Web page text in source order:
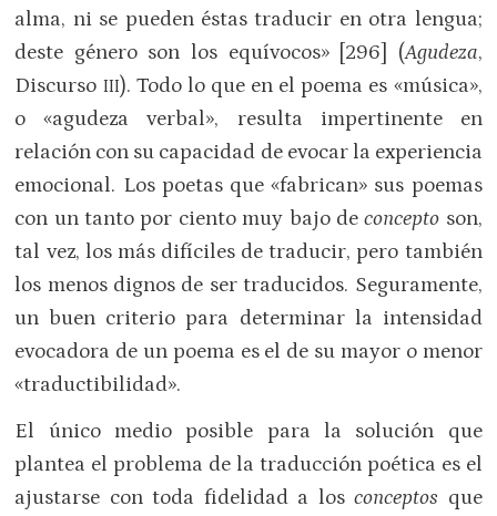
alma, ni se pueden éstas traducir en otra lengua;
deste género son los equívocos» [296] (Agudeza,
Discurso III). Todo lo que en el poema es «música»,
o «agudeza verbal», resulta impertinente en
relación con su capacidad de evocar la experiencia
emocional. Los poetas que «fabrican» sus poemas
con un tanto por ciento muy bajo deconcepto son,
tal vez, los más difíciles de traducir, pero también
los menos dignos de ser traducidos. Seguramente,
un buen criterio para determinar la intensidad
evocadora de un poema es el de su mayor o menor
«traductibilidad».
El único medio posible para la solución que
plantea el problema de la traducción poética es el
ajustarse con toda fidelidad a losconceptos que